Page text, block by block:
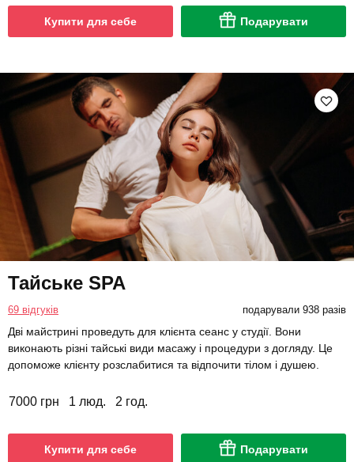
Купити для себе Подарувати
Тайське SPA
69 відгуків подарували 938 разів
Дві майстрині проведуть для клієнта сеанс у студії. Вони
виконають різні тайські види масажу і процедури з догляду. Це
допоможе клієнту розслабитися та відпочити тілом і душею.
7000 грн 1 люд. 2 год.
Купити для себе Подарувати